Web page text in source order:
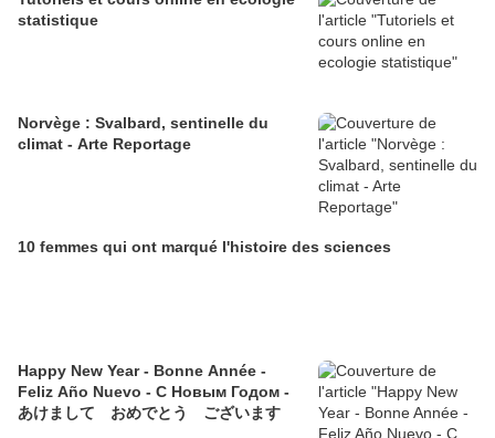
statistique
Norvège : Svalbard, sentinelle du
climat - Arte Reportage
10 femmes qui ont marqué l'histoire des sciences
Happy New Year - Bonne Année -
Feliz Año Nuevo - С Новым Годом -
あけまして おめでとう ございます